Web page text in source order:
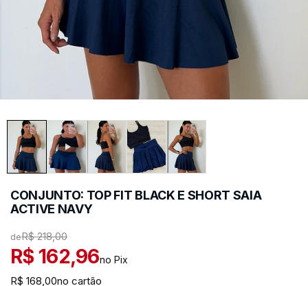
CONJUNTO: TOP FIT BLACK E SHORT SAIA
ACTIVE NAVY
deR$ 218,00
R$ 162,96no Pix
R$ 168,00no cartão